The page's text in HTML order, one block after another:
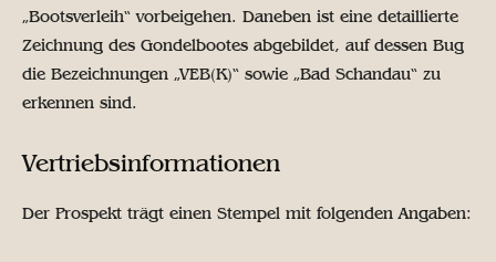
„Bootsverleih“ vorbeigehen. Daneben ist eine detaillierte
Zeichnung des Gondelbootes abgebildet, auf dessen Bug
die Bezeichnungen „VEB(K)“ sowie „Bad Schandau“ zu
erkennen sind.
Vertriebsinformationen
Der Prospekt trägt einen Stempel mit folgenden Angaben: